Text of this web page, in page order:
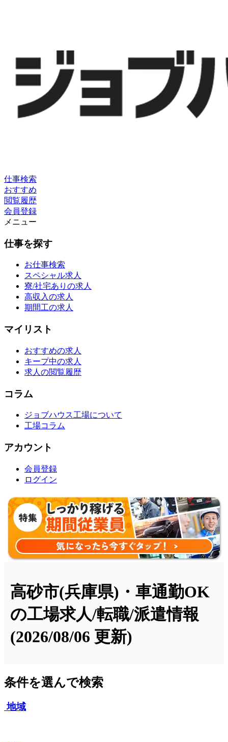
仕事検索
おすすめ
閲覧履歴
会員登録
メニュー
仕事を探す
お仕事検索
スペシャル求人
寮/社宅ありの求人
高収入の求人
期間工の求人
マイリスト
おすすめの求人
キープ中の求人
求人の閲覧履歴
コラム
ジョブハウス工場について
工場コラム
アカウント
会員登録
ログイン
高砂市(兵庫県)・車通勤OK
の工場求人/転職/派遣情報
(2026/08/06 更新)
条件を選んで検索
地域